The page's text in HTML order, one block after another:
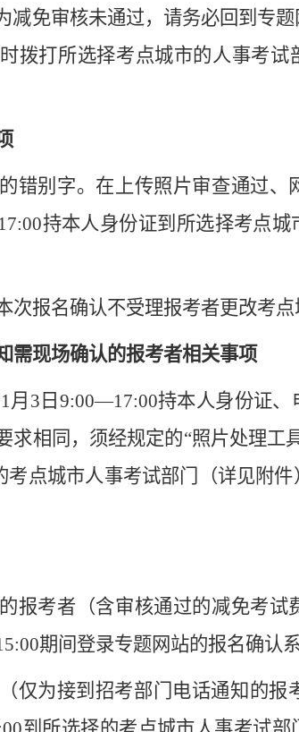
减免审核未通过，请务必回到专
拨打所选择考点城市的人事考试
错别字。在上传照片审查通过、
持本人身份证到所选择考点
次报名确认不受理报考者更改考点
需现场确认的报考者相关事项
月3日9:00—17:00持本人身份证
求相同，须经规定的“照片处理工
考点城市人事考试部门（详见附
报考者（含审核通过的减免考试
期间登录专题网站的报名确认
仅为接到招考部门电话通知的报